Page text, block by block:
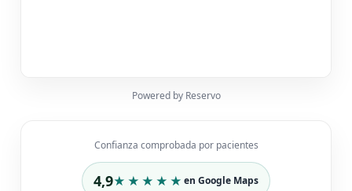
Powered by Reservo
Confianza comprobada por pacientes
4,9★★★★★ en Google Maps